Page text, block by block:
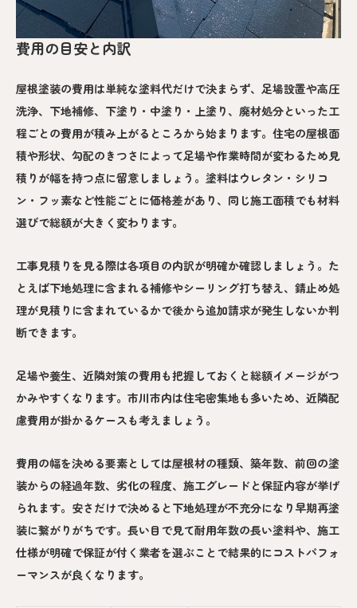
費用の目安と内訳
屋根塗装の費用は単純な塗料代だけで決まらず、足場設置や高圧
洗浄、下地補修、下塗り・中塗り・上塗り、廃材処分といった工
程ごとの費用が積み上がるところから始まります。住宅の屋根面
積や形状、勾配のきつさによって足場や作業時間が変わるため見
積りが幅を持つ点に留意しましょう。塗料はウレタン・シリコ
ン・フッ素など性能ごとに価格差があり、同じ施工面積でも材料
選びで総額が大きく変わります。
工事見積りを見る際は各項目の内訳が明確か確認しましょう。た
とえば下地処理に含まれる補修やシーリング打ち替え、錆止め処
理が見積りに含まれているかで後から追加請求が発生しないか判
断できます。
足場や養生、近隣対策の費用も把握しておくと総額イメージがつ
かみやすくなります。市川市内は住宅密集地も多いため、近隣配
慮費用が掛かるケースも考えましょう。
費用の幅を決める要素としては屋根材の種類、築年数、前回の塗
装からの経過年数、劣化の程度、施工グレードと保証内容が挙げ
られます。安さだけで決めると下地処理が不充分になり早期再塗
装に繋がりがちです。長い目で見て耐用年数の長い塗料や、施工
仕様が明確で保証が付く業者を選ぶことで結果的にコストパフォ
ーマンスが良くなります。